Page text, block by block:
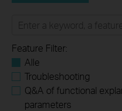
Feature Filter:
Alle
Troubleshooting
Q&A of functional
parameters